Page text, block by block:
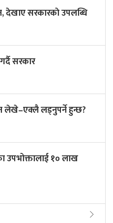
देखाए सरकारकाे उपलब्धि
सरकार
लेखे–एक्लै लड्नुपर्ने हुन्छ?
उपभोक्तालाई १० लाख